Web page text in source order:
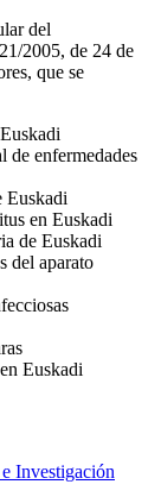
del
2005, de 24 de
que se
de enfermedades
Euskadi
en Euskadi
de Euskadi
del aparato
Euskadi
Investigación